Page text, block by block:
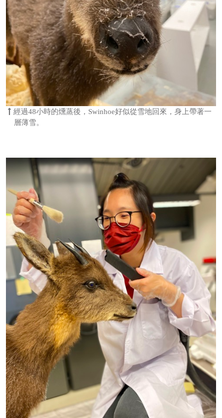
經過48小時的燻蒸後，Swinhoe好似從雪地回來，身上帶著一
層薄雪。